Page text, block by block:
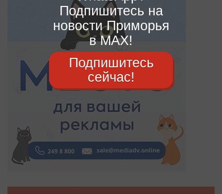
Подпишитесь на
новости Приморья
в MAX!
Подпишитесь
сейчас!